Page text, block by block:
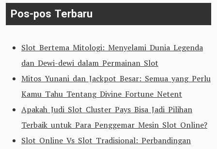
Pos-pos Terbaru
Slot Bertema Mitologi: Menyelami Dunia Legenda
dan Dewi-dewi dalam Permainan Slot
Mitos Yunani dan Jackpot Besar: Semua yang Perlu
Kamu Tahu Tentang Divine Fortune Netent
Apakah Judi Slot Cluster Pays Bisa Jadi Pilihan
Terbaik untuk Para Penggemar Mesin Slot Online?
Slot Online Vs Slot Tradisional: Perbandingan